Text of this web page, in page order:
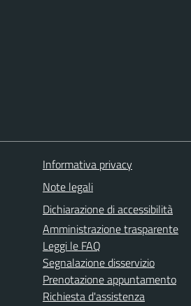
Informativa privacy
Note legali
Dichiarazione di accessibilità
Amministrazione trasparente
Leggi le FAQ
Segnalazione disservizio
Prenotazione appuntamento
Richiesta d'assistenza